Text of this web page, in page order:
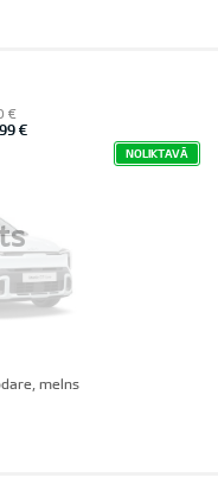
€
€
NOLIKTAVĀ
melns